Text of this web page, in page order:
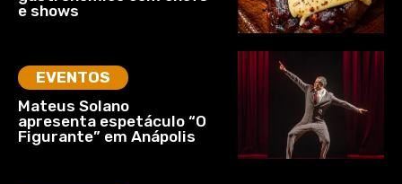
e shows
EVENTOS
Mateus Solano
apresenta espetáculo “O
Figurante” em Anápolis